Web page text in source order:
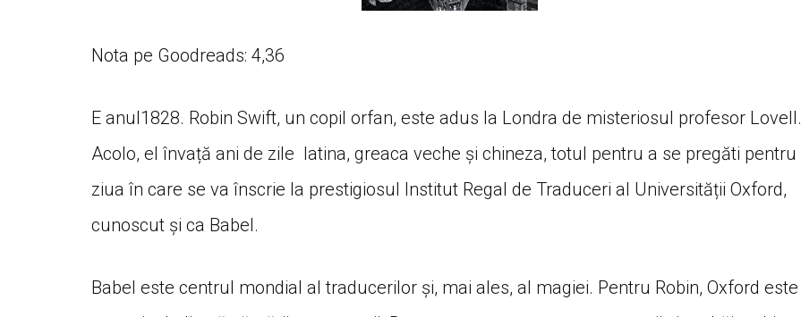
Nota pe Goodreads: 4,36
E anul1828. Robin Swift, un copil orfan, este adus la Londra de misteriosul profesor Lovell.
Acolo, el învață ani de zile latina, greaca veche și chineza, totul pentru a se pregăti pentru
ziua în care se va înscrie la prestigiosul Institut Regal de Traduceri al Universității Oxford,
cunoscut și ca Babel.
Babel este centrul mondial al traducerilor și, mai ales, al magiei. Pentru Robin, Oxford este